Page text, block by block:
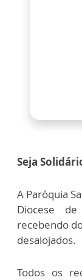
Seja
A Paróquia
Diocese
recebendo
desalojados.
Todos os